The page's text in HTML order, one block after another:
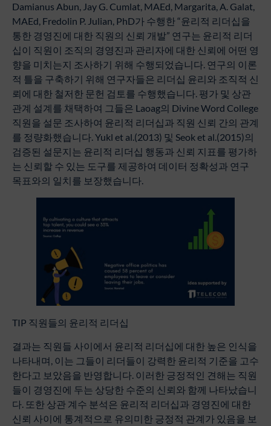
Damianus Abun, Jay G. Cumlat, MAEd, Margarita, A. Galat,
MAEd, Fredolin P. Julian, PhD가 수행한 “윤리적 리더십을
통한 경영진에 대한 직원의 신뢰 개발” 연구는 윤리적 리더
십이 직원이 조직의 경영진과 관리자에 대한 신뢰에 어떤 영
향을 미치는지 조사하기 위해 수행되었습니다. 연구의 이론
적 틀을 구축하기 위해 연구자들은 리더십 윤리와 조직적 신
뢰에 대한 철저한 문헌 검토를 수행했습니다. 평가 및 상관
관계 설계를 채택하여 그들은 Laoag의 Divine Word College
직원을 설문 조사하여 윤리적 리더십과 직원 신뢰 간의 관계
를 정량화했습니다. Yukl et al.(2013) 및 Seok et al.(2015)의
검증된 설문지는 윤리적 리더십 행동과 신뢰 지표를 평가하
는 신뢰할 수 있는 도구를 제공하여 데이터 정확성과 연구
목표와의 일치를 보장했습니다.
TIP 직원들의 윤리적 리더십
결과는 직원들 사이에서 윤리적 리더십에 대한 높은 인식을
나타내며, 이는 그들이 리더들이 강력한 윤리적 기준을 고수
한다고 보았음을 반영합니다. 이러한 긍정적인 견해는 직원
들이 경영진에 두는 상당한 수준의 신뢰와 함께 나타났습니
다. 또한 상관 계수 분석은 윤리적 리더십과 경영진에 대한
신뢰 사이에 통계적으로 유의미한 긍정적 관계가 있음을 보